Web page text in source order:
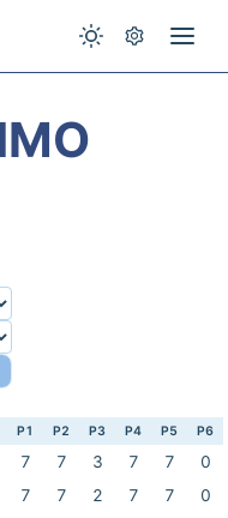
P1 P2 P3 P4 P5 P6
7 7 3 7 7
0
7 7 2 7 7
0